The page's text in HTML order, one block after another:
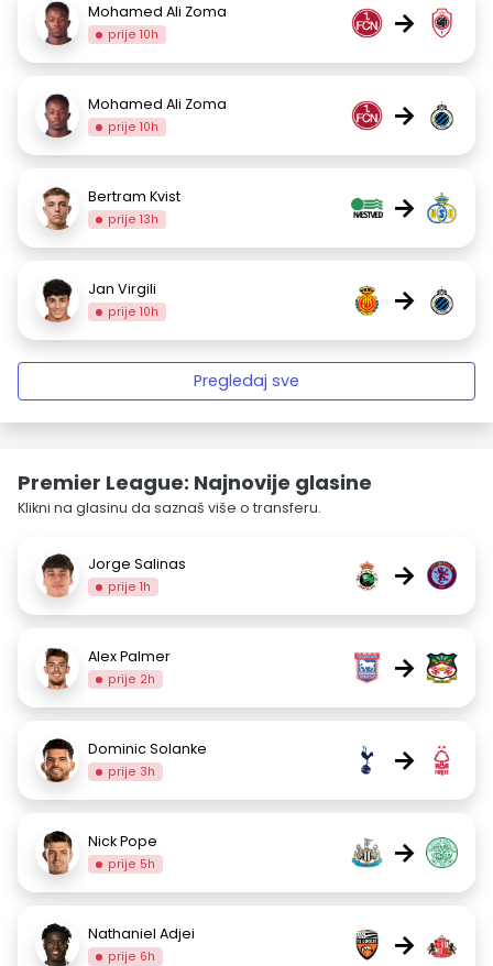
Mohamed Ali Zoma
prije 10h →
Mohamed Ali Zoma
prije 10h →
Bertram Kvist
prije 13h →
Jan Virgili
prije 10h →
Pregledaj sve
Premier League: Najnovije glasine
Klikni na glasinu da saznaš više o transferu.
Jorge Salinas
prije 1h →
Alex Palmer
prije 2h →
Dominic Solanke
prije 3h →
Nick Pope
prije 5h →
Nathaniel Adjei
prije 6h →